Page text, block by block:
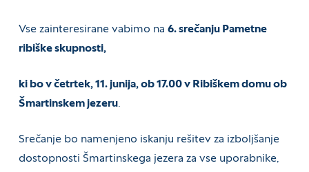
Vse zainteresirane vabimo na6. srečanju Pametne
ribiške skupnosti,
ki bo v četrtek, 11. junija, ob 17.00 v Ribiškem domu ob
Šmartinskem jezeru.
Srečanje bo namenjeno iskanju rešitev za izboljšanje
dostopnosti Šmartinskega jezera za vse uporabnike,